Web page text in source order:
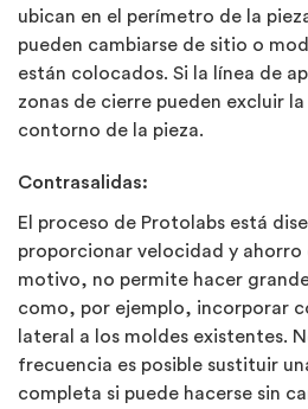
ubican en el perímetro de la
pueden cambiarse de sitio o
están colocados. Si la línea de
zonas de cierre pueden excluir
contorno de la pieza.
Contrasalidas:
El proceso de Protolabs está
proporcionar velocidad y ahorro
motivo, no permite hacer
como, por ejemplo, incorporar
lateral a los moldes existentes.
frecuencia es posible sustituir
completa si puede hacerse sin